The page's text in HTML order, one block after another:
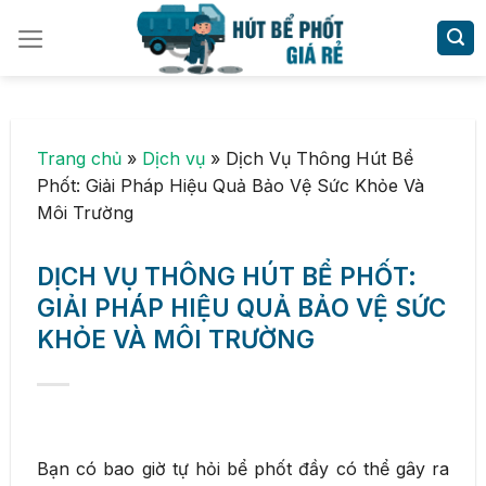
Trang chủ » Dịch vụ » Dịch Vụ Thông Hút Bể
Phốt: Giải Pháp Hiệu Quả Bảo Vệ Sức Khỏe Và
Môi Trường
DỊCH VỤ THÔNG HÚT BỂ PHỐT:
GIẢI PHÁP HIỆU QUẢ BẢO VỆ SỨC
KHỎE VÀ MÔI TRƯỜNG
Bạn có bao giờ tự hỏi bể phốt đầy có thể gây ra